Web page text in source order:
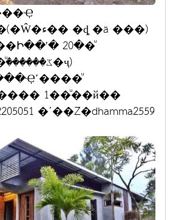
���ҧ��ͧ�آ�(�Ŵ�ء�� �ȡ �ä ���)
(�ػ�������ͧ���20,000�ҷ)
1��ͧ��й��
�ʹ��Ź�dhamma2559